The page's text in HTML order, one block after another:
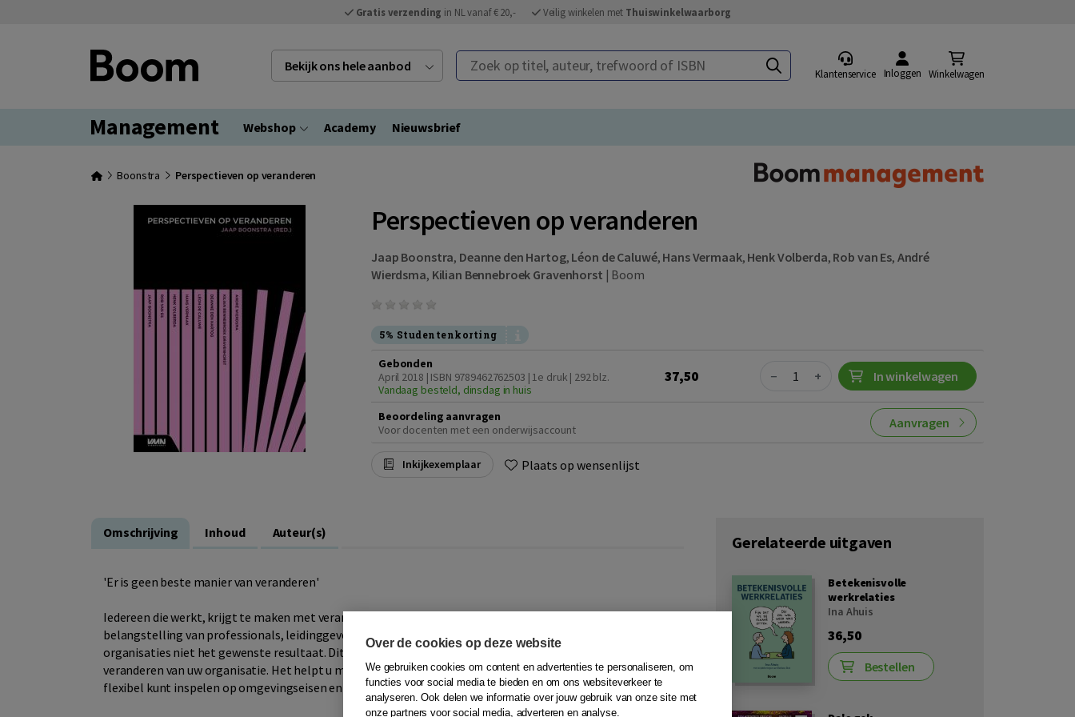
Gratis verzending in NL vanaf € 20,- Veilig winkelen met Thuiswinkelwaarborg
Bekijk ons hele aanbod Zoek op titel, auteur, trefwoord of ISBN
Klantenservice Inloggen Winkelwagen
Management Webshop Academy Nieuwsbrief
Boonstra Perspectieven op veranderen
Perspectieven op veranderen
Jaap Boonstra, Deanne den Hartog, Léon de Caluwé, Hans Vermaak, Henk Volberda, Rob van Es, André
Wierdsma, Kilian Bennebroek Gravenhorst | Boom
5% Studentenkorting
Gebonden
April 2018 | ISBN 9789462762503 | 1e druk | 292 blz.
Vandaag besteld, dinsdag in huis
37,50 Quantity
− + In winkelwagen
Beoordeling aanvragen
Voor docenten met een onderwijsaccount
Aanvragen
Inkijkexemplaar Plaats op wensenlijst
Omschrijving Inhoud Auteur(s)
'Er is geen beste manier van veranderen'
Iedereen die werkt, krijgt te maken met verandering. Omgaan met veranderingen heeft daarom veel
belangstelling van professionals, leidinggevenden en managers. Toch behalen veel veranderingen in
organisaties niet het gewenste resultaat. Dit boek ondersteunt u met praktische inzichten over het
veranderen van uw organisatie. Het helpt u met het kiezen van een doordachte veranderaanpak zodat u
flexibel kunt inspelen op omgevingseisen en daarmee uw organisatie kwalificeert voor de toekomst.
Gerelateerde uitgaven
Betekenisvolle
werkrelaties
Ina Ahuis
36,50
Bestellen
Over de cookies op deze website
We gebruiken cookies om content en advertenties te personaliseren, om
functies voor social media te bieden en om ons websiteverkeer te
analyseren. Ook delen we informatie over jouw gebruik van onze site met
onze partners voor social media, adverteren en analyse.